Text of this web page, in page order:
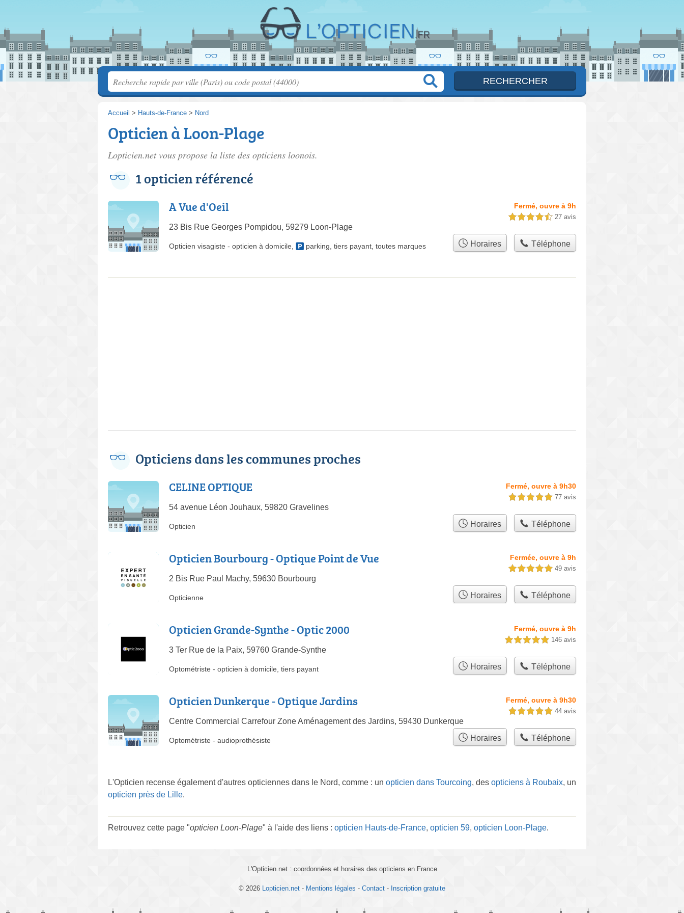
Accueil > Hauts-de-France > Nord
Opticien à Loon-Plage
Lopticien.net vous propose la liste des opticiens loonois.
1 opticien référencé
A Vue d'Oeil
23 Bis Rue Georges Pompidou, 59279 Loon-Plage
Fermé, ouvre à 9h
4,5 étoiles sur 5 27 avis
Opticien visagiste - opticien à domicile parking tiers payant toutes marques Horaires Téléphone
Opticiens dans les communes proches
CELINE OPTIQUE
54 avenue Léon Jouhaux, 59820 Gravelines
Fermé, ouvre à 9h30
5,0 étoiles sur 5 77 avis
Opticien Horaires Téléphone
Opticien Bourbourg - Optique Point de Vue
2 Bis Rue Paul Machy, 59630 Bourbourg
Fermée, ouvre à 9h
5,0 étoiles sur 5 49 avis
Opticienne Horaires Téléphone
Opticien Grande-Synthe - Optic 2000
3 Ter Rue de la Paix, 59760 Grande-Synthe
Fermé, ouvre à 9h
5,0 étoiles sur 5 146 avis
Optométriste - opticien à domicile tiers payant Horaires Téléphone
Opticien Dunkerque - Optique Jardins
Centre Commercial Carrefour Zone Aménagement des Jardins, 59430 Dunkerque
Fermé, ouvre à 9h30
5,0 étoiles sur 5 44 avis
Optométriste - audioprothésiste Horaires Téléphone
L'Opticien recense également d'autres opticiennes dans le Nord, comme : un opticien dans Tourcoing, des opticiens à Roubaix, un
opticien près de Lille.
Retrouvez cette page "opticien Loon-Plage" à l'aide des liens : opticien Hauts-de-France, opticien 59, opticien Loon-Plage.
L'Opticien.net : coordonnées et horaires des opticiens en France
© 2026 Lopticien.net - Mentions légales - Contact - Inscription gratuite